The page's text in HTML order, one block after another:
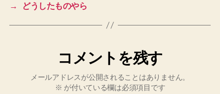
→
どうしたものやら
コメントを残す
メールアドレスが公開されることはありません。
※ が付いている欄は必須項目です